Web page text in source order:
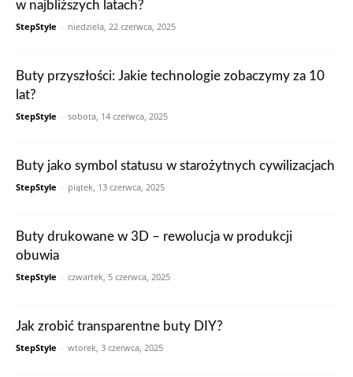
w najbliższych latach?
StepStyle - niedziela, 22 czerwca, 2025
Buty przyszłości: Jakie technologie zobaczymy za 10
lat?
StepStyle - sobota, 14 czerwca, 2025
Buty jako symbol statusu w starożytnych cywilizacjach
StepStyle - piątek, 13 czerwca, 2025
Buty drukowane w 3D – rewolucja w produkcji
obuwia
StepStyle - czwartek, 5 czerwca, 2025
Jak zrobić transparentne buty DIY?
StepStyle - wtorek, 3 czerwca, 2025